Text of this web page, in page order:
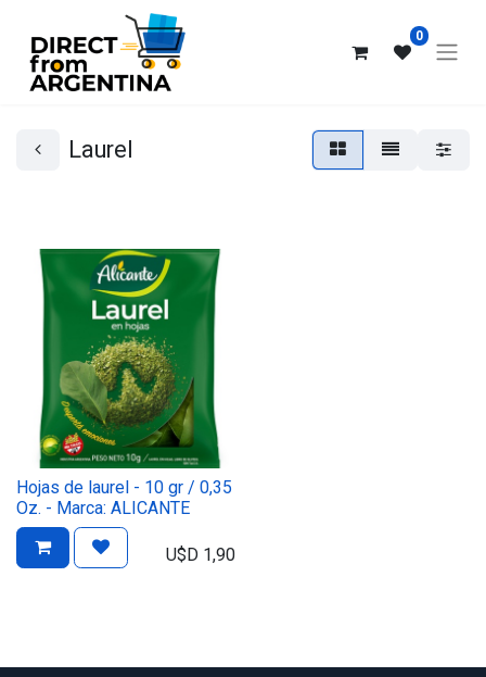
0
Laurel
Hojas de laurel - 10 gr / 0,35
Oz. - Marca: ALICANTE
U$D 1,90